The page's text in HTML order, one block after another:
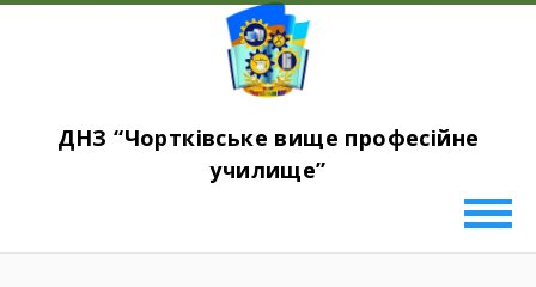
ДНЗ “Чортківське вище професійне
училище”